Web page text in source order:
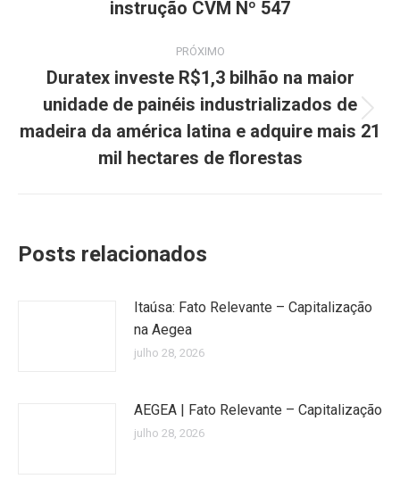
instrução CVM Nº 547
PRÓXIMO
post:
Duratex investe R$1,3 bilhão na maior
unidade de painéis industrializados de
madeira da américa latina e adquire mais 21
mil hectares de florestas
Posts relacionados
Itaúsa: Fato Relevante – Capitalização
na Aegea
julho 28, 2026
AEGEA | Fato Relevante – Capitalização
julho 28, 2026